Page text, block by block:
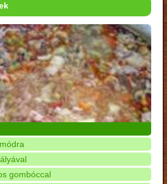
gombóccal